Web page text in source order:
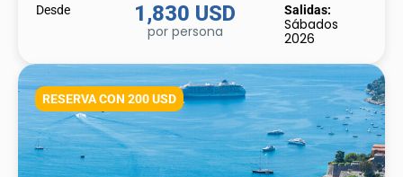
Desde 1,830 USD
por persona
Salidas:
Sábados
2026
RESERVA CON 200 USD